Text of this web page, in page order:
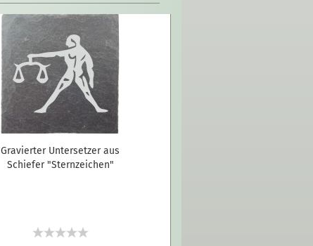
Gravierter Untersetzer aus
Schiefer "Sternzeichen"